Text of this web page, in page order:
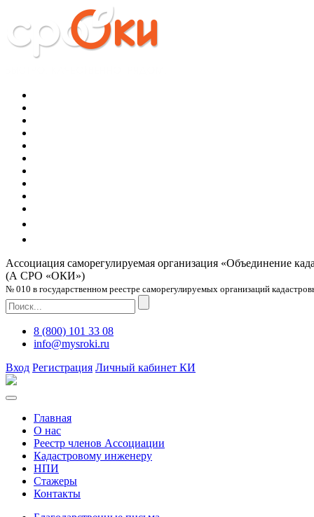
Ассоциация саморегулируемая организация «Объединение
(А СРО «ОКИ»)
№ 010 в государственном реестре саморегулируемых организаций
8 (800) 101 33 08
info@mysroki.ru
Вход Регистрация Личный кабинет КИ
Главная
О нас
Реестр членов Ассоциации
Кадастровому инженеру
НПИ
Стажеры
Контакты